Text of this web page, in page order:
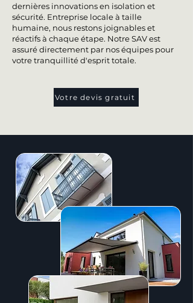
dernières innovations en isolation et
sécurité. Entreprise locale à taille
humaine, nous restons joignables et
réactifs à chaque étape. Notre SAV est
assuré directement par nos équipes pour
votre tranquillité d'esprit totale.
Votre devis gratuit